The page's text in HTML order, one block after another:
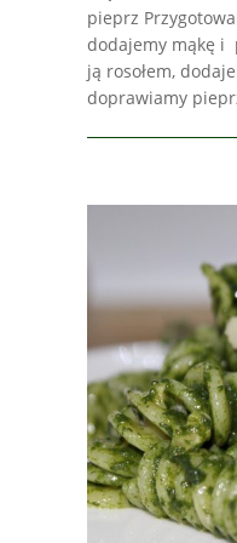
pieprz
dodajemy mąkę i
ją rosołem,
doprawiamy